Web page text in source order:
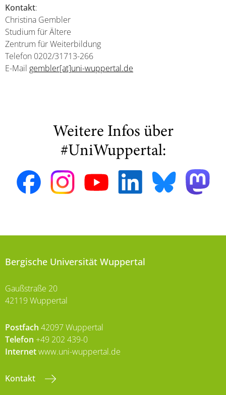
Kontakt:
Christina Gembler
Studium für Ältere
Zentrum für Weiterbildung
Telefon 0202/31713-266
E-Mail gembler[at]uni-wuppertal.de
Weitere Infos über
#UniWuppertal:
Bergische Universität Wuppertal
Gaußstraße 20
42119 Wuppertal
Postfach 42097 Wuppertal
Telefon +49 202 439-0
Internetwww.uni-wuppertal.de
Kontakt